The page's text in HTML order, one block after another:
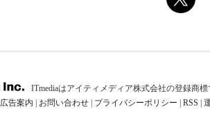
ITmediaはアイティメディア株式会社の登録商
広告案内 お問い合わせ プライバシーポリシー RSS